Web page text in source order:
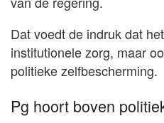
Dat voedt de indruk dat
institutionele zorg, maar
politieke zelfbescherming.
Pg hoort boven